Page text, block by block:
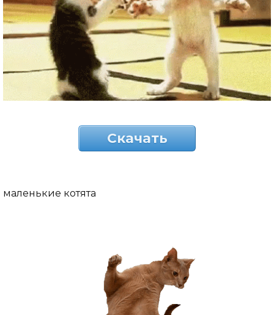
Скачать
маленькие котята